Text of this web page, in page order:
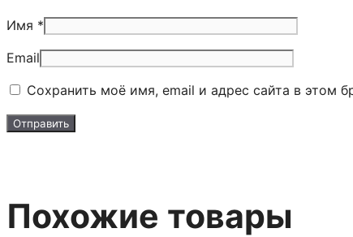
Имя *
Email
Сохранить моё имя, email и адрес сайта в этом
Похожие товары